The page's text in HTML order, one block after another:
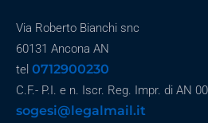
Via Roberto Bianchi snc
60131 Ancona AN
tel 0712900230
C.F.- P.I. e n. Iscr. Reg. Impr. di AN
sogesi@legalmail.it